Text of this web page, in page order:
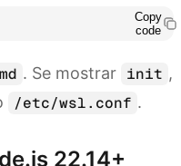
Copy
code
. Se mostrar init ,
/etc/wsl.conf .
22.14+